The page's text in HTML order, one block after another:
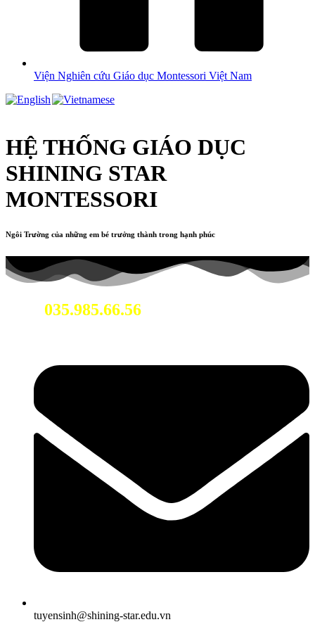
Viện Nghiên cứu Giáo dục Montessori Việt Nam
HỆ THỐNG GIÁO DỤC
SHINING STAR
MONTESSORI
Ngôi Trường của những em bé trưởng thành trong hạnh phúc
035.985.66.56
tuyensinh@shining-star.edu.vn